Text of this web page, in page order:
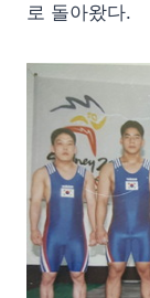
로 돌아왔다.